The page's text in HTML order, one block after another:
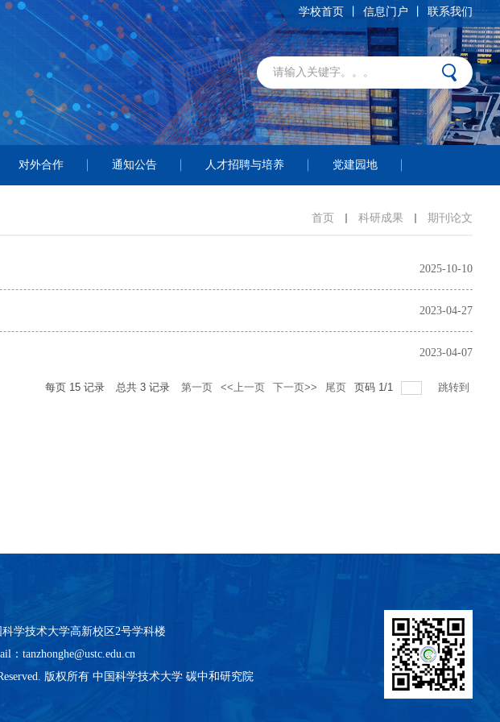
学校首页 信息门户 联系我们
对外合作 通知公告 人才招聘与培养 党建园地
首页 科研成果 期刊论文
2025-10-10
2023-04-27
2023-04-07
每页 15 记录 总共3 记录 第一页 <<上一页 下一页>> 尾页 页码 1/1 跳转到
学技术大学高新校区2号学科楼
：tanzhonghe@ustc.edu.cn
版权所有 中国科学技术大学 碳中和研究院